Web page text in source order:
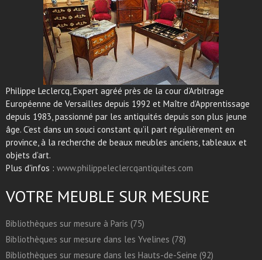
Philippe Leclercq, Expert agréé près de la cour d’Arbitrage
Européenne de Versailles depuis 1992 et Maître d’Apprentissage
depuis 1983, passionné par les antiquités depuis son plus jeune
âge. C’est dans un souci constant qu’il part régulièrement en
province, à la recherche de beaux meubles anciens, tableaux et
objets d’art.
Plus d'infos : www.philippeleclercqantiquites.com
VOTRE MEUBLE SUR MESURE
Bibliothèques sur mesure à Paris (75)
Bibliothèques sur mesure dans les Yvelines (78)
Bibliothèques sur mesure dans les Hauts-de-Seine (92)